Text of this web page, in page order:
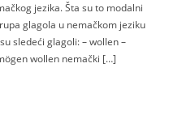
jezika. Šta su to modalni
glagola u nemačkom jeziku
sledeći glagoli: – wollen –
wollen nemački […]